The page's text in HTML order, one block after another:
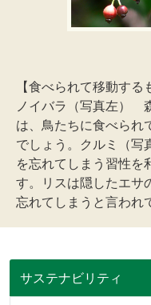
【食べられて移動する
ノイバラ（写真左）
は、鳥たちに食べられ
でしょう。クルミ（写
を忘れてしまう習性を
す。リスは隠したエサ
忘れてしまうと言われ
サステナビリティ